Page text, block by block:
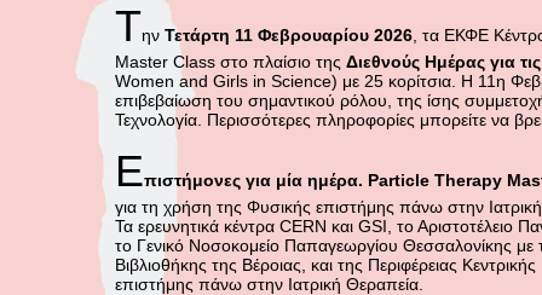
Την Τετάρτη 11 Φεβρουαρίου 2026 , τα ΕΚΦΕ
Master Class στο πλαίσιο της Διεθνούς Ημέρας για
Women and Girls in Science) με 25 κορίτσια. Η 11η
επιβεβαίωση του σημαντικού ρόλου, της ίσης
Τεχνολογία. Περισσότερες πληροφορίες μπορείτε να
Επιστήμονες για μία ημέρα. Particle Therapy
για τη χρήση της Φυσικής επιστήμης πάνω στην
Τα ερευνητικά κέντρα CERN και GSI, το Αριστοτέλειο
το Γενικό Νοσοκομείο Παπαγεωργίου Θεσσαλονίκης
Βιβλιοθήκης της Βέροιας, και της Περιφέρειας
επιστήμης πάνω στην Ιατρική Θεραπεία.